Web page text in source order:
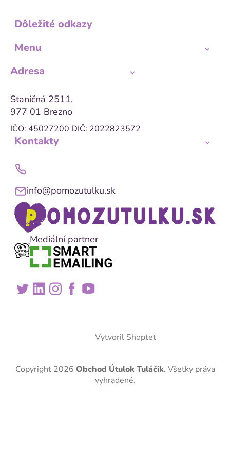
Dôležité odkazy
Menu
Adresa
Staničná 2511,
977 01 Brezno
IČO: 45027200 DIČ: 2022823572
Kontakty
info@pomozutulku.sk
Mediální partner
Vytvoril Shoptet
Copyright 2026 Obchod Útulok Tuláčik. Všetky práva
vyhradené.